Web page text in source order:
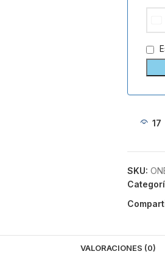
17
SKU:
VALORACIONES (0)